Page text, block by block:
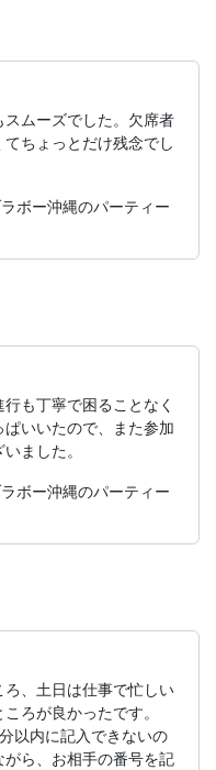
ムーズでした。欠席者
ちょっとだけ残念でし
ボー沖縄のパーティー
も丁寧で困ることなく
いいたので、また参加
ました。
ボー沖縄のパーティー
、土日は仕事で忙しい
ろが良かったです。
以内に記入できないの
ら、お相手の番号を記